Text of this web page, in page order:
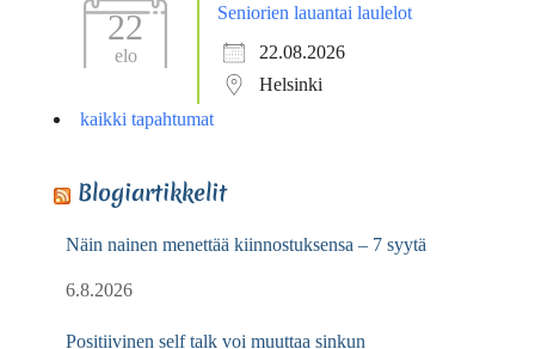
22
elo
Seniorien lauantai laulelot
22.08.2026
Helsinki
kaikki tapahtumat
Blogiartikkelit
Näin nainen menettää kiinnostuksensa – 7 syytä
6.8.2026
Positiivinen self talk voi muuttaa sinkun